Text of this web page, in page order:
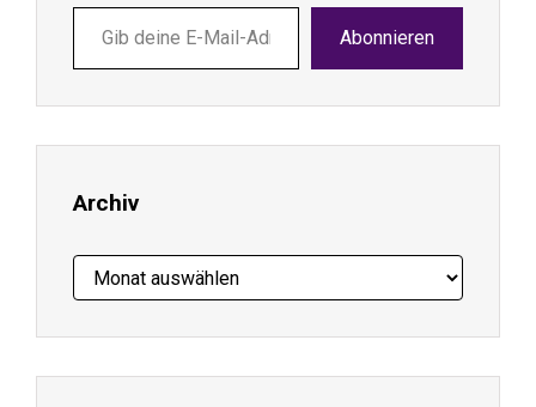
deine
E-
ein ...
Abonnieren
Archiv
Archiv